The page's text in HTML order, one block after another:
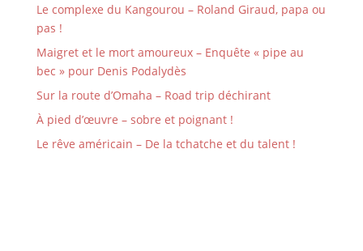
Le complexe du Kangourou – Roland Giraud, papa ou
pas !
Maigret et le mort amoureux – Enquête « pipe au
bec » pour Denis Podalydès
Sur la route d’Omaha – Road trip déchirant
À pied d’œuvre – sobre et poignant !
Le rêve américain – De la tchatche et du talent !